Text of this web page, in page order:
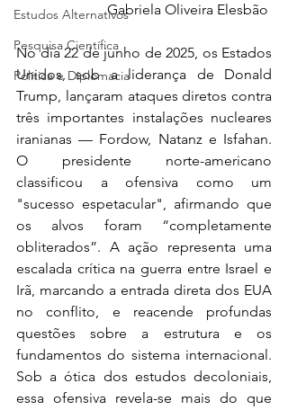
Estudos Alternativos
Pesquisa Científica
Política e Diplomacia
Gabriela Oliveira Elesbão
No dia 22 de junho de 2025, os Estados
Unidos, sob a liderança de Donald
Trump, lançaram ataques diretos contra
três importantes instalações nucleares
iranianas — Fordow, Natanz e Isfahan.
O presidente norte-americano
classificou a ofensiva como um
"sucesso espetacular", afirmando que
os alvos foram “completamente
obliterados”. A ação representa uma
escalada crítica na guerra entre Israel e
Irã, marcando a entrada direta dos EUA
no conflito, e reacende profundas
questões sobre a estrutura e os
fundamentos do sistema internacional.
Sob a ótica dos estudos decoloniais,
essa ofensiva revela-se mais do que